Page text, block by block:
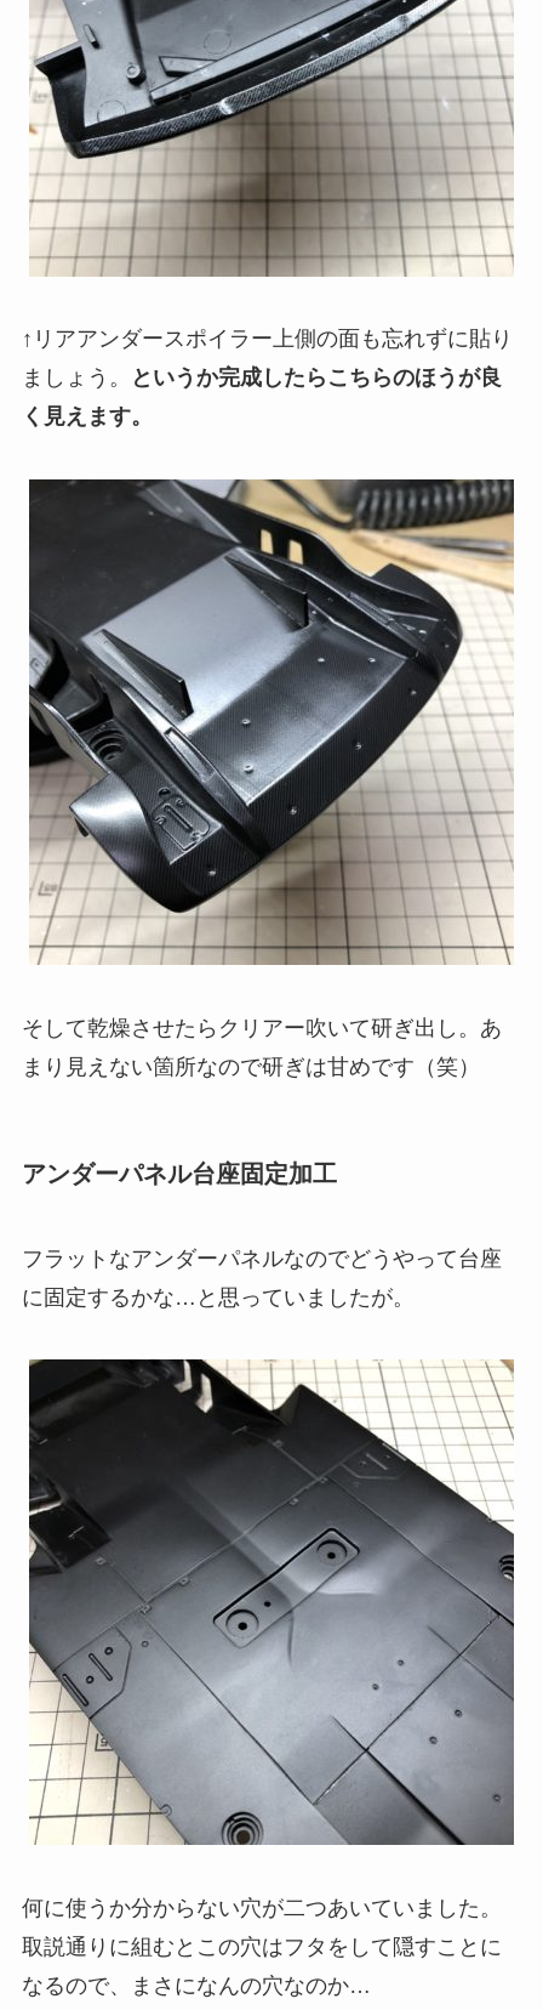
↑リアアンダースポイラー上側の面も忘れずに貼り
ましょう。
というか完成したらこちらのほうが良
く見えます。
そして乾燥させたらクリアー吹いて研ぎ出し。あ
まり見えない箇所なので研ぎは甘めです（笑）
アンダーパネル台座固定加工
フラットなアンダーパネルなのでどうやって台座
に固定するかな…と思っていましたが。
何に使うか分からない穴が二つあいていました。
取説通りに組むとこの穴はフタをして隠すことに
なるので、まさになんの穴なのか…